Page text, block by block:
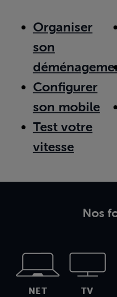
Organiser
son
Configurer
son mobile
Test votre
vitesse
Nos
NET TV